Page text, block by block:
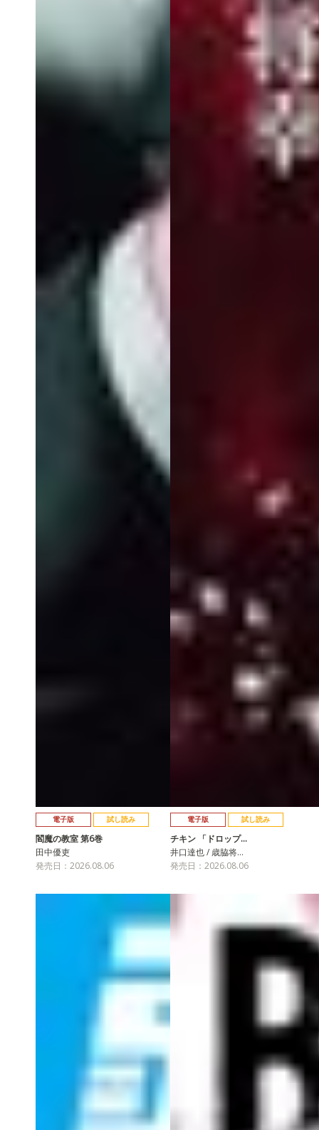
電子版 試し読み
閻魔の教室 第6巻
田中優吏
発売日：2026.08.06
電子版 試し読み
チキン 「ドロップ…
井口達也 / 歳脇将…
発売日：2026.08.06